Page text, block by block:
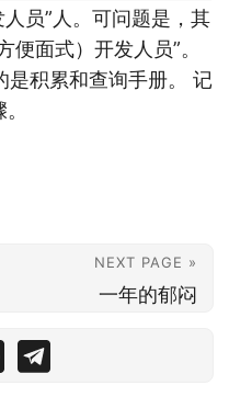
员”人。可问题是，其
便面式）开发人员”。
是积累和查询手册。 记
NEXT PAGE »
一年的郁闷